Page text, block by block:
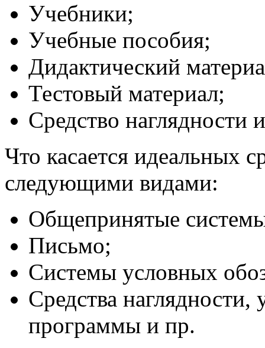
Учебники;
Учебные пособия;
Дидактический
Тестовый материал;
Средство наглядности
Что касается идеальных
следующими видами:
Общепринятые
Письмо;
Системы условных
Средства
программы и пр.